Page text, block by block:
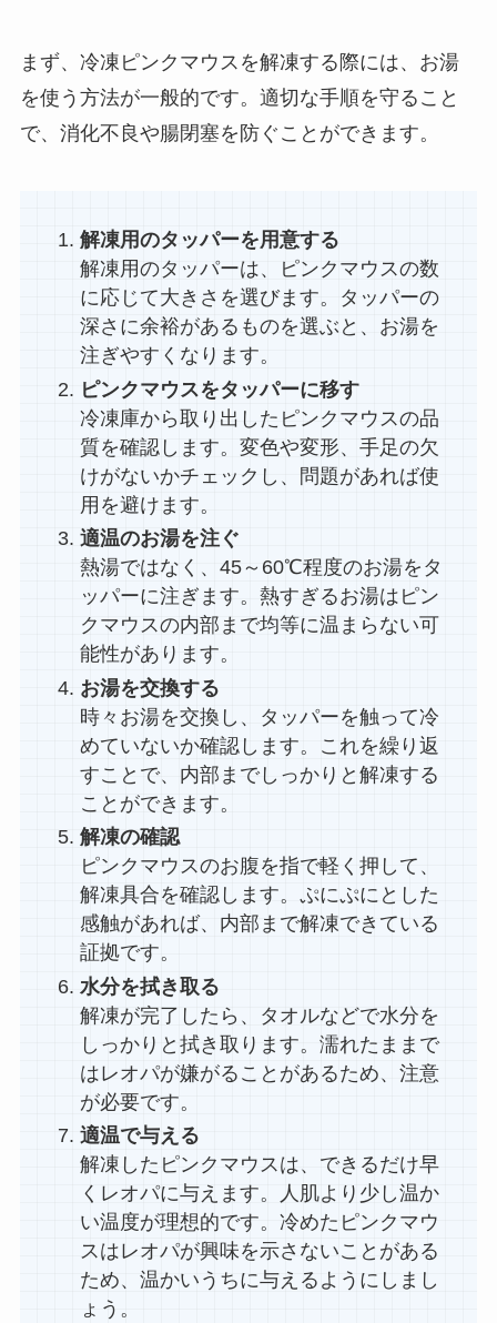
まず、冷凍ピンクマウスを解凍する際には、お湯
を使う方法が一般的です。適切な手順を守ること
で、消化不良や腸閉塞を防ぐことができます。
解凍用のタッパーを用意する
解凍用のタッパーは、ピンクマウスの数
に応じて大きさを選びます。タッパーの
深さに余裕があるものを選ぶと、お湯を
注ぎやすくなります。
ピンクマウスをタッパーに移す
冷凍庫から取り出したピンクマウスの品
質を確認します。変色や変形、手足の欠
けがないかチェックし、問題があれば使
用を避けます。
適温のお湯を注ぐ
熱湯ではなく、45～60℃程度のお湯をタ
ッパーに注ぎます。熱すぎるお湯はピン
クマウスの内部まで均等に温まらない可
能性があります。
お湯を交換する
時々お湯を交換し、タッパーを触って冷
めていないか確認します。これを繰り返
すことで、内部までしっかりと解凍する
ことができます。
解凍の確認
ピンクマウスのお腹を指で軽く押して、
解凍具合を確認します。ぷにぷにとした
感触があれば、内部まで解凍できている
証拠です。
水分を拭き取る
解凍が完了したら、タオルなどで水分を
しっかりと拭き取ります。濡れたままで
はレオパが嫌がることがあるため、注意
が必要です。
適温で与える
解凍したピンクマウスは、できるだけ早
くレオパに与えます。人肌より少し温か
い温度が理想的です。冷めたピンクマウ
スはレオパが興味を示さないことがある
ため、温かいうちに与えるようにしまし
ょう。